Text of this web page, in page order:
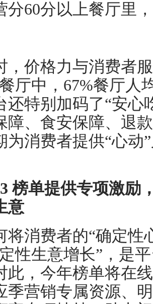
分60分以上餐厅里
格力与消费者服
厅中，67%餐厅人
还特别加码了“安心
障、食安保障、退
为消费者提供“心动
榜单提供专项激励
意
费者的“确定性
性生意增长”，是
此，今年榜单将在
季营销专属资源、